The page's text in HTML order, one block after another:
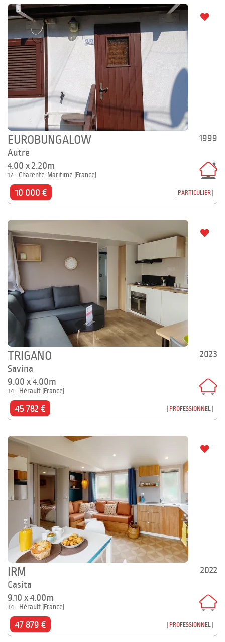
1999
EUROBUNGALOW
Autre
4.00 x 2.20m
17 - Charente-Maritime (France)
10 000 € PARTICULIER
2023
TRIGANO
Savina
9.00 x 4.00m
34 - Hérault (France)
45 782 € PROFESSIONNEL
2022
IRM
Casita
9.10 x 4.00m
34 - Hérault (France)
47 879 € PROFESSIONNEL